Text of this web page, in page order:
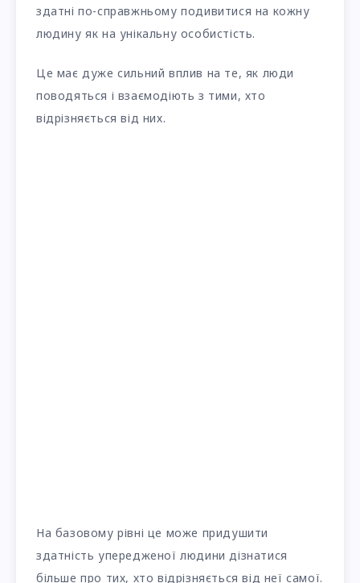
здатні по-справжньому подивитися на кожну
людину як на унікальну особистість.
Це має дуже сильний вплив на те, як люди
поводяться і взаємодіють з тими, хто
відрізняється від них.
На базовому рівні це може придушити
здатність упередженої людини дізнатися
більше про тих, хто відрізняється від неї самої.